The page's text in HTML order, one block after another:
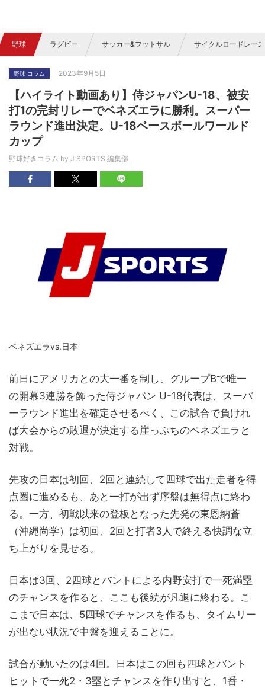
野球 ラグビー サッカー&フットサル サイクルロードレース
野球 コラム 2023年9月5日
【ハイライト動画あり】侍ジャパンU-18、被安
打1の完封リレーでベネズエラに勝利。スーパー
ラウンド進出決定。U-18ベースボールワールド
カップ
野球好きコラム by J SPORTS 編集部
ベネズエラvs.日本
前日にアメリカとの大一番を制し、グループBで唯一
の開幕3連勝を飾った侍ジャパン U-18代表は、スーパ
ーラウンド進出を確定させるべく、この試合で負けれ
ば大会からの敗退が決定する崖っぷちのベネズエラと
対戦。
先攻の日本は初回、2回と連続して四球で出た走者を得
点圏に進めるも、あと一打が出ず序盤は無得点に終わ
る。一方、初戦以来の登板となった先発の東恩納蒼
（沖縄尚学）は初回、2回と打者3人で終える快調な立
ち上がりを見せる。
日本は3回、2四球とバントによる内野安打で一死満塁
のチャンスを作ると、ここも後続が凡退に終わる。こ
こまで日本は、5四球でチャンスを作るも、タイムリー
が出ない状況で中盤を迎えることに。
試合が動いたのは4回。日本はこの回も四球とバント
ヒットで一死2・3塁とチャンスを作り出すと、1番・